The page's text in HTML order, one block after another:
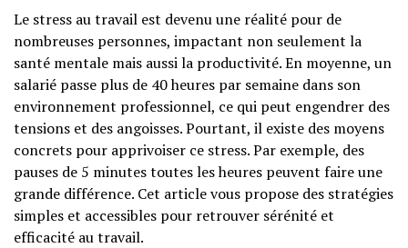
Le stress au travail est devenu une réalité pour de
nombreuses personnes, impactant non seulement la
santé mentale mais aussi la productivité. En moyenne, un
salarié passe plus de 40 heures par semaine dans son
environnement professionnel, ce qui peut engendrer des
tensions et des angoisses. Pourtant, il existe des moyens
concrets pour apprivoiser ce stress. Par exemple, des
pauses de 5 minutes toutes les heures peuvent faire une
grande différence. Cet article vous propose des stratégies
simples et accessibles pour retrouver sérénité et
efficacité au travail.